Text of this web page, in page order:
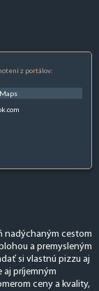
z portálov:
nadýchaným cestom
a premysleným
si vlastnú pizzu aj
aj príjemným
ceny a kvality,